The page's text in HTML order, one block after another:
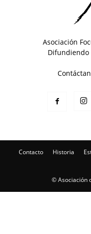
Asociación
Difundiendo
Contacto Historia
© Asociación